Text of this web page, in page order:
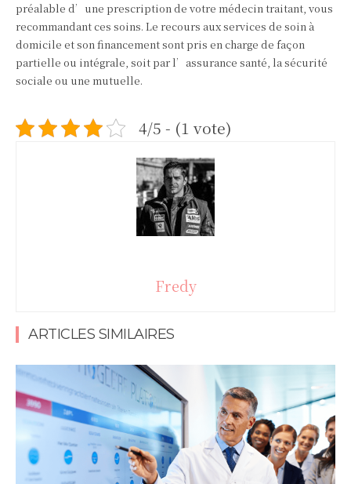
préalable d’une prescription de votre médecin traitant, vous
recommandant ces soins. Le recours aux services de soin à
domicile et son financement sont pris en charge de façon
partielle ou intégrale, soit par l’assurance santé, la sécurité
sociale ou une mutuelle.
4/5 - (1 vote)
Fredy
ARTICLES SIMILAIRES